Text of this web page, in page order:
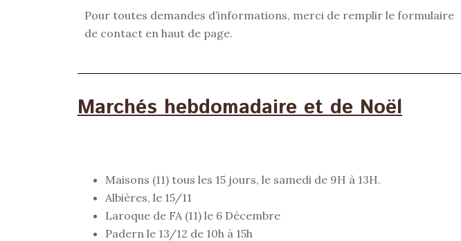
Pour toutes demandes d’informations, merci de remplir le formulaire
de contact en haut de page.
Marchés hebdomadaire et de Noël
Maisons (11) tous les 15 jours, le samedi de 9H à 13H.
Albières, le 15/11
Laroque de FA (11) le 6 Décembre
Padern le 13/12 de 10h à 15h